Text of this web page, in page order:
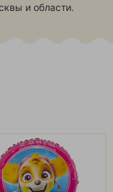
и области.